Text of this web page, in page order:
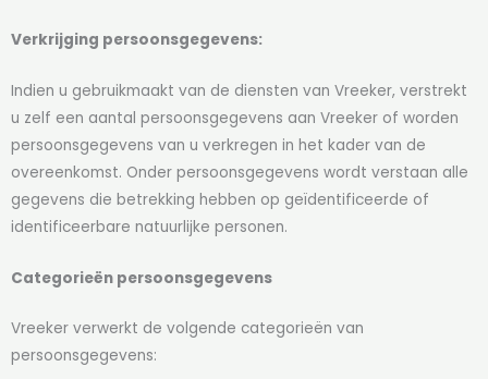
Verkrijging persoonsgegevens:
Indien u gebruikmaakt van de diensten van Vreeker, verstrekt
u zelf een aantal persoonsgegevens aan Vreeker of worden
persoonsgegevens van u verkregen in het kader van de
overeenkomst. Onder persoonsgegevens wordt verstaan alle
gegevens die betrekking hebben op geïdentificeerde of
identificeerbare natuurlijke personen.
Categorieën persoonsgegevens
Vreeker verwerkt de volgende categorieën van
persoonsgegevens: